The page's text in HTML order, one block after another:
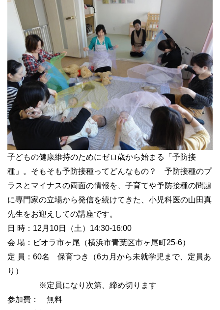
子どもの健康維持のためにゼロ歳から始まる「予防接
種」。そもそも予防接種ってどんなもの？ 予防接種のプ
ラスとマイナスの両面の情報を、子育てや予防接種の問題
に専門家の立場から発信を続けてきた、小児科医の山田真
先生をお迎えしての講座です。
日 時： 12 月 10日（土） 14:30-16:00
会 場：ビオラ市ヶ尾（横浜市青葉区市ヶ尾町25-6）
定 員： 60名 保育つき（6カ月から未就学児まで、定員あ
り）
※定員になり次第、締め切ります
参加費： 無料